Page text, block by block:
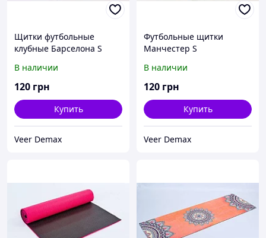
Щитки футбольные
клубные Барселона S
В наличии
120 грн
Купить
Veer Demax
Футбольные щитки
Манчестер S
В наличии
120 грн
Купить
Veer Demax